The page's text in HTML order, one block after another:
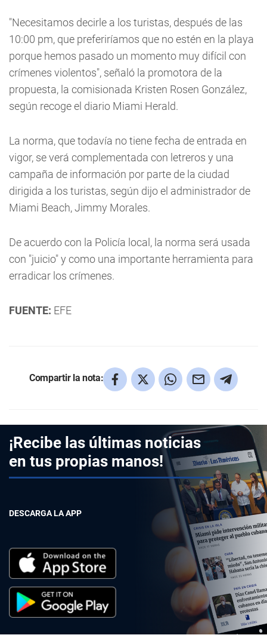
"Necesitamos decirle a los turistas, después de las
10:00 pm, que preferiríamos que no estén en la playa
porque hemos pasado un momento muy difícil con
crímenes violentos", señaló la promotora de la
propuesta, la comisionada Kristen Rosen González,
según recoge el diario Miami Herald.
La norma, que todavía no tiene fecha de entrada en
vigor, se verá complementada con letreros y una
campaña de información por parte de la ciudad
dirigida a los turistas, según dijo el administrador de
Miami Beach, Jimmy Morales.
De acuerdo con la Policía local, la norma será usada
con "juicio" y como una importante herramienta para
erradicar los crímenes.
FUENTE: EFE
Compartir la nota:
¡Recibe las últimas noticias
en tus propias manos!
DESCARGA LA APP